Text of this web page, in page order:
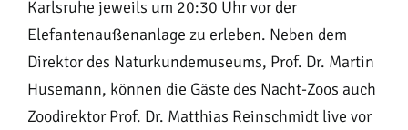
Karlsruhe jeweils um 20:30 Uhr vor der
Elefantenaußenanlage zu erleben. Neben dem
Direktor des Naturkundemuseums, Prof. Dr. Martin
Husemann, können die Gäste des Nacht-Zoos auch
Zoodirektor Prof. Dr. Matthias Reinschmidt live vor